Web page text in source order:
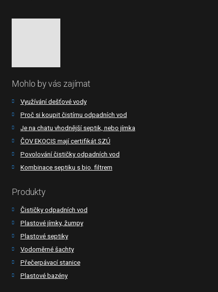
Mohlo by vás zajímat
Využívání dešťové vody
Proč si koupit čistírnu odpadních vod
Je na chatu vhodnější septik, nebo jímka
ČOV EKOCIS mají certifikát SZÚ
Povolování čističky odpadních vod
Kombinace septiku s bio. filtrem
Produkty
Čističky odpadních vod
Plastové jímky, žumpy
Plastové septiky
Vodoměrné šachty
Přečerpávací stanice
Plastové bazény